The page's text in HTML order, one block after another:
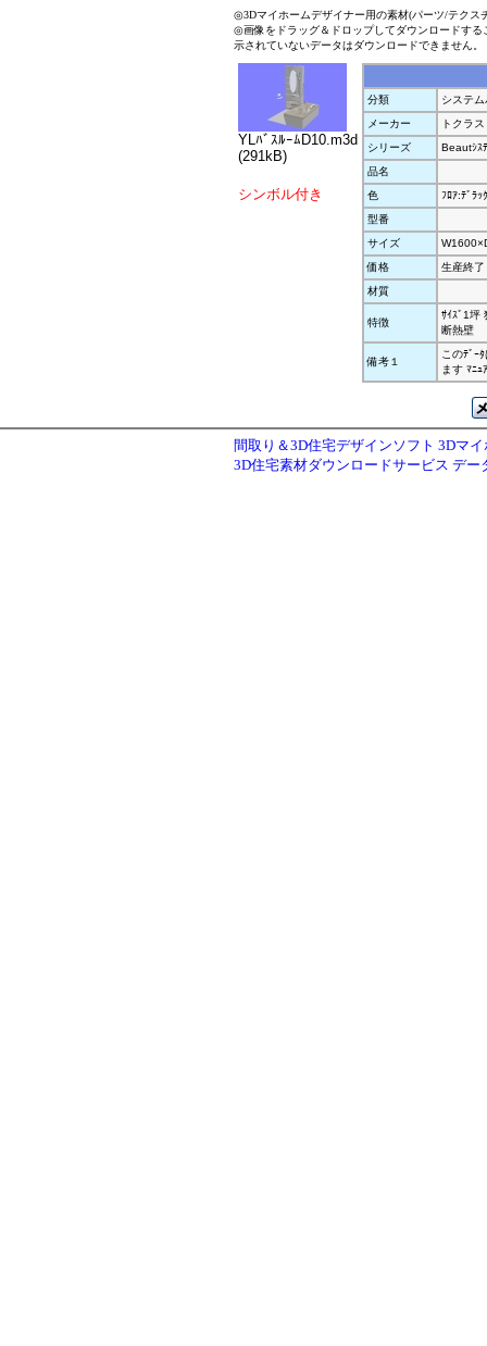
◎3Dマイホームデザイナー用の素材(パーツ/テクス
◎画像をドラッグ＆ドロップしてダウンロードす
示されていないデータはダウンロードできません。
YLﾊﾞｽﾙｰﾑD10.m3d
(291kB)
シンボル付き
分類
システ
メーカー
トクラス
シリーズ
Beautｼｽ
品名
色
ﾌﾛｱ:ﾃﾞﾗｯ
型番
サイズ
価格
生産終了
材質
特徴
ｻｲｽﾞ1坪
断熱壁
備考１
このﾃﾞｰ
ます ﾏﾆ
間取り＆3D住宅デザインソフト 3Dマ
3D住宅素材ダウンロードサービス デー